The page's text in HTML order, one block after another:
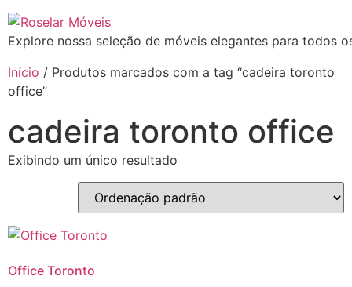
Explore nossa seleção de móveis elegantes para todos
Início / Produtos marcados com a tag “cadeira toronto
office”
cadeira toronto office
Exibindo um único resultado
Office Toronto